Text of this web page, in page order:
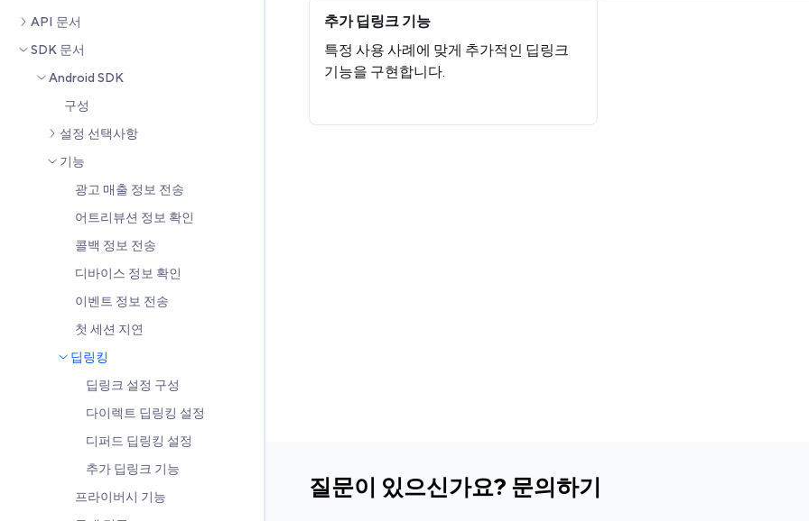
API 문서
SDK 문서
Android SDK
구성
설정 선택사항
기능
광고 매출 정보 전송
어트리뷰션 정보 확인
콜백 정보 전송
디바이스 정보 확인
이벤트 정보 전송
첫 세션 지연
딥링킹
딥링크 설정 구성
다이렉트 딥링킹 설정
디퍼드 딥링킹 설정
추가 딥링크 기능
프라이버시 기능
추가 딥링크 기능
특정 사용 사례에 맞게 추가적인 딥링크
기능을 구현합니다.
질문이 있으신가요? 문의하기